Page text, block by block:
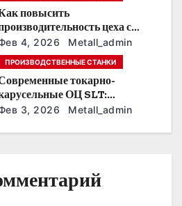
повысить
цеха с
станков для резки
металла
4, 2026 Metall_admin
ПРОИЗВОДСТВЕННЫЕ СТАНКИ
токарно-
ОЦ SLT:
точность и
3, 2026 Metall_admin